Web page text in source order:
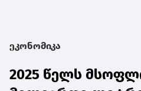
ეკონომიკა
2025 წელს